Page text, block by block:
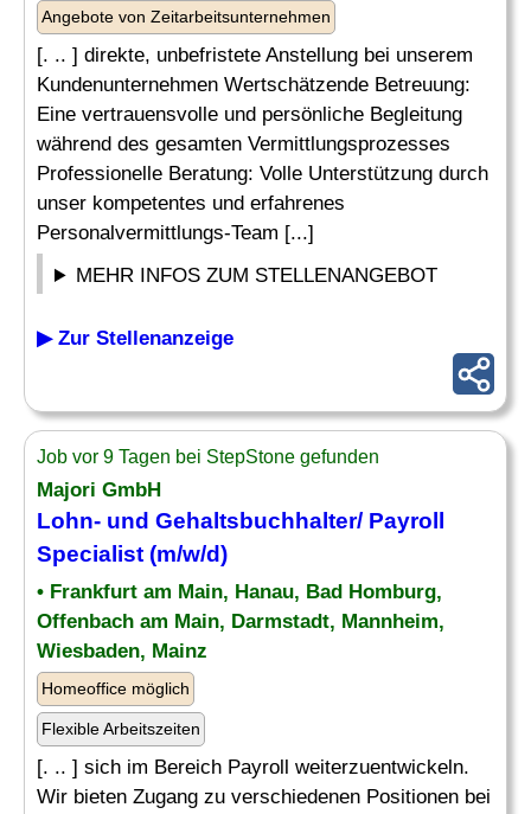
Angebote von Zeitarbeitsunternehmen
[. .. ] direkte, unbefristete Anstellung bei unserem
Kundenunternehmen Wertschätzende Betreuung:
Eine vertrauensvolle und persönliche Begleitung
während des gesamten Vermittlungsprozesses
Professionelle Beratung: Volle Unterstützung durch
unser kompetentes und erfahrenes
Personalvermittlungs-Team [...]
MEHR INFOS ZUM STELLENANGEBOT
▶ Zur Stellenanzeige
Job vor 9 Tagen bei StepStone gefunden
Majori GmbH
Lohn- und Gehaltsbuchhalter/ Payroll
Specialist (m/w/d)
• Frankfurt am Main, Hanau, Bad Homburg,
Offenbach am Main, Darmstadt, Mannheim,
Wiesbaden, Mainz
Homeoffice möglich
Flexible Arbeitszeiten
[. .. ] sich im Bereich Payroll weiterzuentwickeln.
Wir bieten Zugang zu verschiedenen Positionen bei